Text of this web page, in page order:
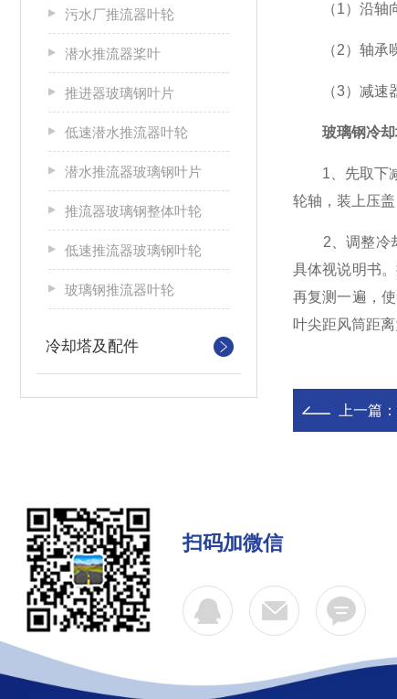
污水厂推流器叶轮
潜水推流器桨叶
推进器玻璃钢叶片
低速潜水推流器叶轮
潜水推流器玻璃钢叶片
推流器玻璃钢整体叶轮
低速推流器玻璃钢叶轮
玻璃钢推流器叶轮
冷却塔及配件
（1）沿轴向
（2）轴承噪
（3）减速器
玻璃钢冷
1、先取下减
轮轴，装上压
2、调整冷却
具体视说明书
再复测一遍，
叶尖距风筒距离
上一篇：
扫码加微信